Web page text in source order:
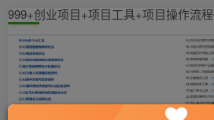
999+创业项目+项目工具+项目操作流